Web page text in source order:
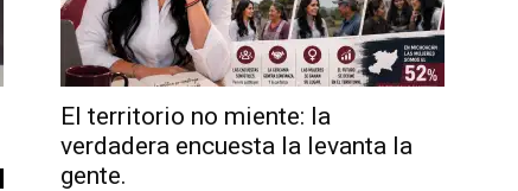
El territorio no miente: la
verdadera encuesta la levanta la
gente.